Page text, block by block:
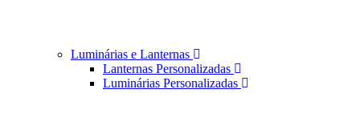
Luminárias e Lanternas
Lanternas Personalizadas
Luminárias Personalizadas